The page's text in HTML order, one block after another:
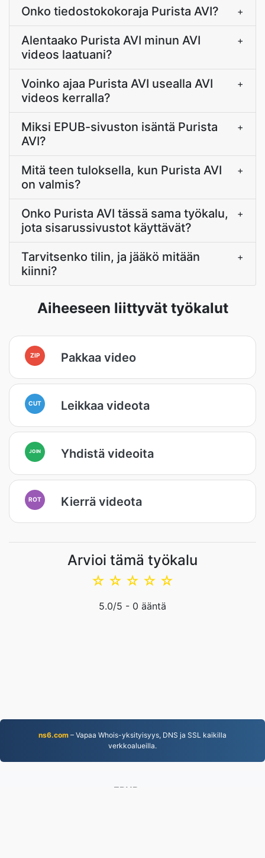
Onko tiedostokokoraja Purista AVI? +
Alentaako Purista AVI minun AVI
videos laatuani?
+
Voinko ajaa Purista AVI usealla AVI
videos kerralla?
+
Miksi EPUB-sivuston isäntä Purista
AVI?
+
Mitä teen tuloksella, kun Purista AVI
on valmis?
+
Onko Purista AVI tässä sama työkalu,
jota sisarussivustot käyttävät?
+
Tarvitsenko tilin, ja jääkö mitään
kiinni?
+
Aiheeseen liittyvät työkalut
ZIP Pakkaa video
CUT Leikkaa videota
JOIN Yhdistä videoita
ROT Kierrä videota
Arvioi tämä työkalu
☆
☆
☆
☆
☆
5.0/5 - 0 ääntä
ns6.com – Vapaa Whois-yksityisyys, DNS ja SSL kaikilla
verkkoalueilla.
EPUB.to